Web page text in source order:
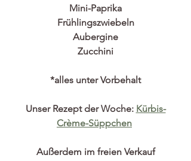
Mini-Paprika
Frühlingszwiebeln
Aubergine
Zucchini
*alles unter Vorbehalt
Unser Rezept der Woche: Kürbis-
Crème-Süppchen
Außerdem im freien Verkauf